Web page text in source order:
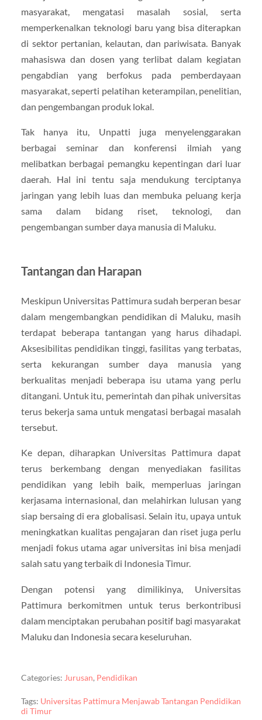
masyarakat, mengatasi masalah sosial, serta
memperkenalkan teknologi baru yang bisa diterapkan
di sektor pertanian, kelautan, dan pariwisata. Banyak
mahasiswa dan dosen yang terlibat dalam kegiatan
pengabdian yang berfokus pada pemberdayaan
masyarakat, seperti pelatihan keterampilan, penelitian,
dan pengembangan produk lokal.
Tak hanya itu, Unpatti juga menyelenggarakan
berbagai seminar dan konferensi ilmiah yang
melibatkan berbagai pemangku kepentingan dari luar
daerah. Hal ini tentu saja mendukung terciptanya
jaringan yang lebih luas dan membuka peluang kerja
sama dalam bidang riset, teknologi, dan
pengembangan sumber daya manusia di Maluku.
Tantangan dan Harapan
Meskipun Universitas Pattimura sudah berperan besar
dalam mengembangkan pendidikan di Maluku, masih
terdapat beberapa tantangan yang harus dihadapi.
Aksesibilitas pendidikan tinggi, fasilitas yang terbatas,
serta kekurangan sumber daya manusia yang
berkualitas menjadi beberapa isu utama yang perlu
ditangani. Untuk itu, pemerintah dan pihak universitas
terus bekerja sama untuk mengatasi berbagai masalah
tersebut.
Ke depan, diharapkan Universitas Pattimura dapat
terus berkembang dengan menyediakan fasilitas
pendidikan yang lebih baik, memperluas jaringan
kerjasama internasional, dan melahirkan lulusan yang
siap bersaing di era globalisasi. Selain itu, upaya untuk
meningkatkan kualitas pengajaran dan riset juga perlu
menjadi fokus utama agar universitas ini bisa menjadi
salah satu yang terbaik di Indonesia Timur.
Dengan potensi yang dimilikinya, Universitas
Pattimura berkomitmen untuk terus berkontribusi
dalam menciptakan perubahan positif bagi masyarakat
Maluku dan Indonesia secara keseluruhan.
Categories: Jurusan, Pendidikan
Tags: Universitas Pattimura Menjawab Tantangan Pendidikan
di Timur